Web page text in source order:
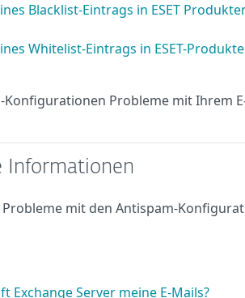
Blacklist-Eintrags in ESET
Whitelist-Eintrags in ESET-
Probleme mit Ihrem
Informationen
mit den Antispam-
Exchange Server meine E-Mails?